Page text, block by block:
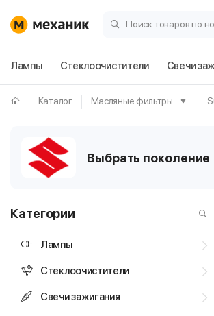
Поиск товаров по
Лампы Стеклоочистители Свечи
Каталог Масляные фильтры
Выбрать поколение
Категории
Лампы
Стеклоочистители
Свечи зажигания